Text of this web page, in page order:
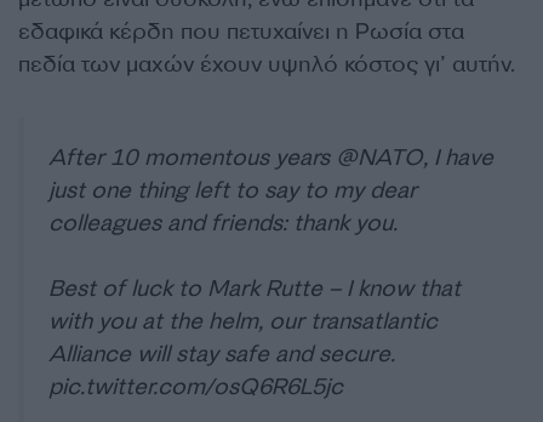
εδαφικά κέρδη που πετυχαίνει η Ρωσία στα
πεδία των μαχών έχουν υψηλό κόστος γι’ αυτήν.
After 10 momentous years @NATO, I have
just one thing left to say to my dear
colleagues and friends: thank you.
Best of luck to Mark Rutte – I know that
with you at the helm, our transatlantic
Alliance will stay safe and secure.
pic.twitter.com/osQ6R6L5jc